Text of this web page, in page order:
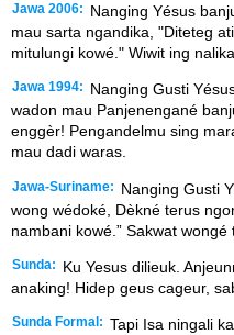
Jawa 2006:
Nanging Yésus
mau sarta ngandika, "Diteteg
mitulungi kowé." Wiwit ing
Jawa 1994:
Nanging Gusti
wadon mau Panjenengané
enggèr! Pengandelmu sing
mau dadi waras.
Jawa-Suriname:
Nanging Gusti
wong wédoké, Dèkné terus
nambani kowé.” Sakwat wongé
Sunda:
Ku Yesus dilieuk.
anaking! Hidep geus cageur,
Sunda Formal: Tapi Isa ningali